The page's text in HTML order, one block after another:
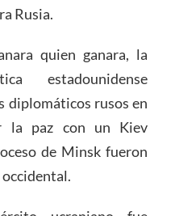
Rusia.
quien ganara, la
estadounidense
diplomáticos rusos en
la paz con un Kiev
de Minsk fueron